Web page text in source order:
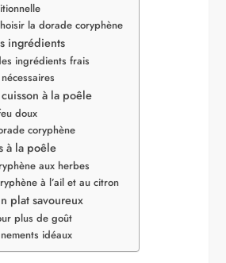
la dorade coryphène
ingrédients
ingrédients frais
à la poêle
doux
coryphène
à la poêle
aux herbes
à l’ail et au citron
plat savoureux
plus de goût
idéaux